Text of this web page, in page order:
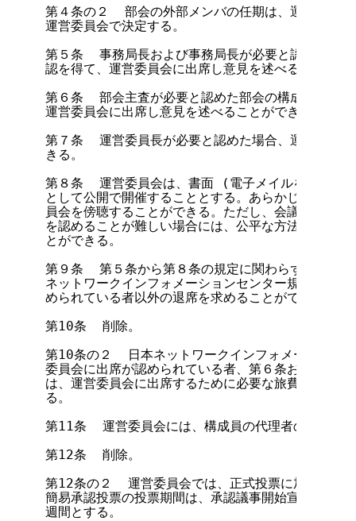
第４条の２  部会の外部メンバの任期は、運営委員
運営委員会で決定する。
第５条  事務局長および事務局長が必要と認めた事
認を得て、運営委員会に出席し意見を述べることがで
第６条  部会主査が必要と認めた部会の構成員は、
運営委員会に出席し意見を述べることができる。
第７条  運営委員長が必要と認めた場合、運営委員
きる。
第８条  運営委員会は、書面 (電子メイルを含む)
として公開で開催することとする。あらかじめ申し
員会を傍聴することができる。ただし、会議室の関
を認めることが難しい場合には、公平な方法によっ
とができる。
第９条  第５条から第８条の規定に関わらず、議長
ネットワークインフォメーションセンター規定によ
められている者以外の退席を求めることができる。
第10条  削除。
第10条の２  日本ネットワークインフォメーション
委員会に出席が認められている者、第６条および第
は、運営委員会に出席するために必要な旅費ならび
る。
第11条  運営委員会には、構成員の代理者の出席は
第12条  削除。
第12条の２  運営委員会では、正式投票に加えて、
簡易承認投票の投票期間は、承認議事開始宣言に別
週間とする。